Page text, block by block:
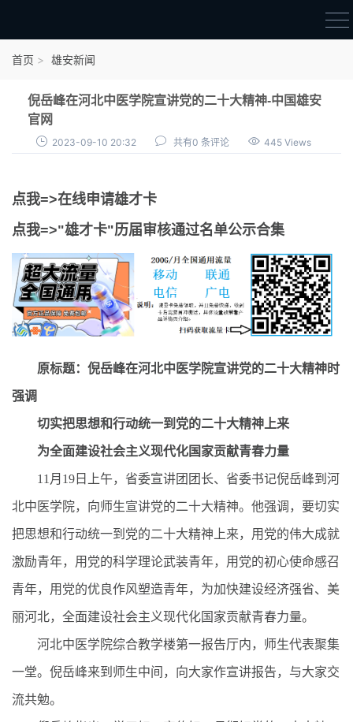
审核通过公示
首页 雄安新闻
倪岳峰在河北中医学院宣讲党的二十大精神-中国雄安
官网
2023-09-10 20:32 共有0 条评论 445 Views
点我=>在线申请雄才卡
点我=>"雄才卡"历届审核通过名单公示合集
原标题：倪岳峰在河北中医学院宣讲党的二十大精神时
强调
切实把思想和行动统一到党的二十大精神上来
为全面建设社会主义现代化国家贡献青春力量
11月19日上午，省委宣讲团团长、省委书记倪岳峰到河
北中医学院，向师生宣讲党的二十大精神。他强调，要切实
把思想和行动统一到党的二十大精神上来，用党的伟大成就
激励青年，用党的科学理论武装青年，用党的初心使命感召
青年，用党的优良作风塑造青年，为加快建设经济强省、美
丽河北，全面建设社会主义现代化国家贡献青春力量。
河北中医学院综合教学楼第一报告厅内，师生代表聚集
一堂。倪岳峰来到师生中间，向大家作宣讲报告，与大家交
流共勉。